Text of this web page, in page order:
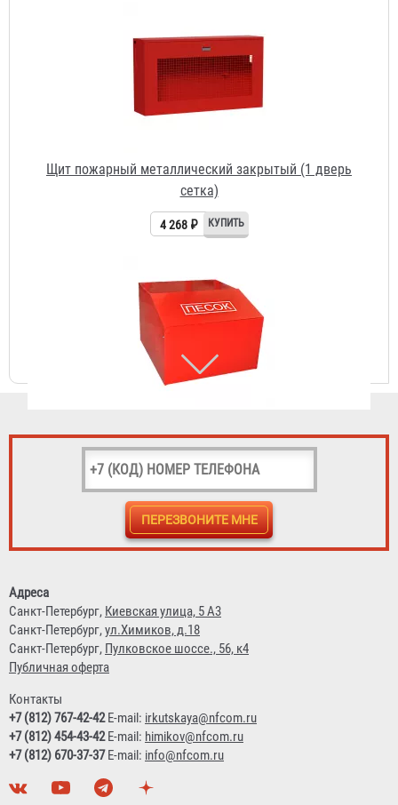
Ящик для песка металлический 0,2 м3 сварной
Журнал учета огнетушителей
156 ₽
Адреса
Санкт-Петербург, Киевская улица, 5 А3
Санкт-Петербург,ул.Химиков, д.18
Санкт-Петербург, Пулковское шоссе., 56, к4
Публичная оферта
Контакты
+7 (812) 767-42-42E-mail: irkutskaya@nfcom.ru
+7 (812) 454-43-42E-mail: himikov@nfcom.ru
+7 (812) 670-37-37E-mail: info@nfcom.ru